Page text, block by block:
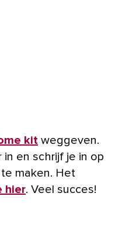
kit weggeven.
en schrijf je in op
maken. Het
hier. Veel succes!